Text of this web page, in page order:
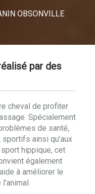
OBSONVILLE
par des
cheval de profiter
Spécialement
de santé,
ainsi qu’aux
hippique, cet
également
à améliorer le